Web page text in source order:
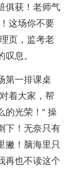
俱获！老师气
这场你不要
页，监考老
息。
第一排课桌
着大家，帮
的光荣！” 操
下！无奈只有
撇！脑海里只
再也不读这个